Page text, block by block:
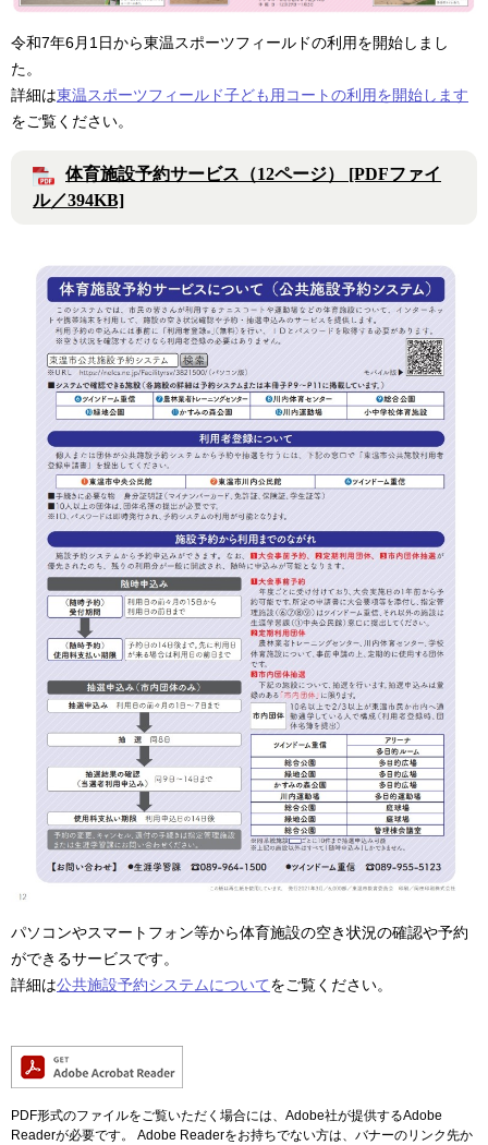
令和7年6月1日から東温スポーツフィールドの利用を開始しまし
た。
​詳細は東温スポーツフィールド子ども用コートの利用を開始します
をご覧ください。
体育施設予約サービス（12ページ） [PDFファイ
ル／394KB]
パソコンやスマートフォン等から体育施設の空き状況の確認や予約
ができるサービスです。
詳細は公共施設予約システムについてをご覧ください。
PDF形式のファイルをご覧いただく場合には、Adobe社が提供するAdobe
Readerが必要です。
Adobe Readerをお持ちでない方は、バナーのリンク先か